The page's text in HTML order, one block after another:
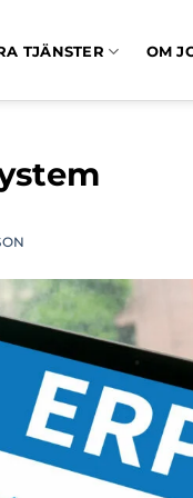
TJÄNSTER OM